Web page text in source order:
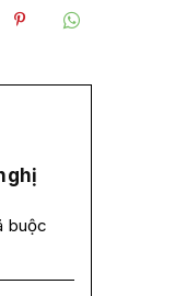
buộc